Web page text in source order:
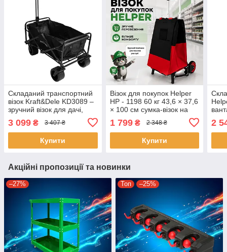
Складаний транспортний
візок Kraft&Dele KD3089 –
зручний візок для дачі,
вантажопідйомність 160 кг
3 099 ₴ 3 407 ₴
Купити
Візок для покупок Helper
HP - 1198 60 кг 43,6 × 37,6
× 100 см сумка-візок на
магазин
1 799₴ 2 348 ₴
Купити
2
Акційні пропозиції та новинки
–27% Топ –25%